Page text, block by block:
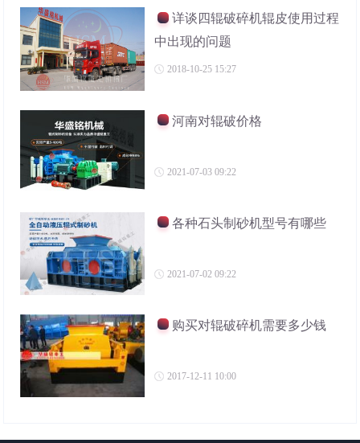
详谈四辊破碎机辊皮使用过程
中出现的问题
2018-10-25 15:27
河南对辊破价格
2021-07-03 09:22
各种石头制砂机型号有哪些
2021-07-02 09:22
购买对辊破碎机需要多少钱
2017-12-11 10:00